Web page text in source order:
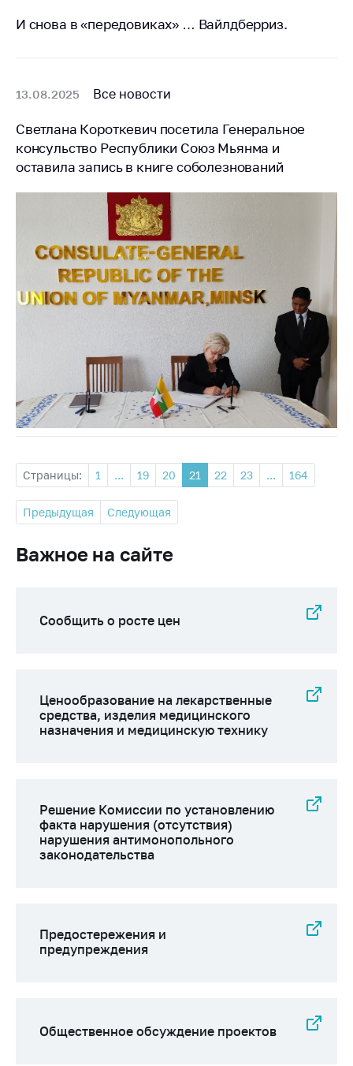
И снова в «передовиках» … Вайлдберриз.
13.08.2025 Все новости
Светлана Короткевич посетила Генеральное
консульство Республики Союз Мьянма и
оставила запись в книге соболезнований
Страницы: 1 ... 19 20 21 22 23 ... 164
Предыдущая Следующая
Важное на сайте
Сообщить о росте цен
Ценообразование на лекарственные
средства, изделия медицинского
назначения и медицинскую технику
Решение Комиссии по установлению
факта нарушения (отсутствия)
нарушения антимонопольного
законодательства
Предостережения и
предупреждения
Общественное обсуждение проектов